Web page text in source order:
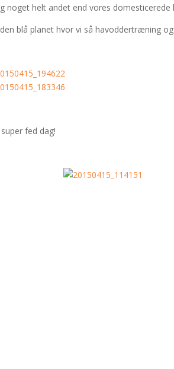
noget helt andet end vores domesticerede
blå planet hvor vi så havoddertræning
fed dag!